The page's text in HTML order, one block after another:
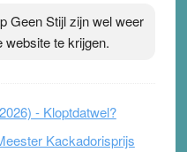
Door…Lees meer
›[...]
Geen Stijl zijn wel weer
te krijgen.
- Kloptdatwel?
Kackadorisprijs